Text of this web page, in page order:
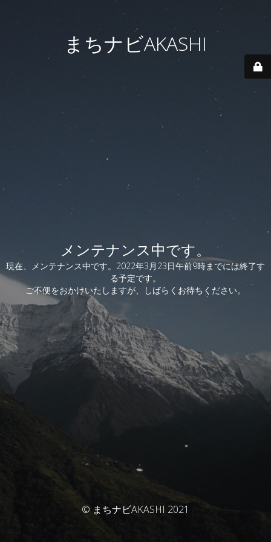
まちナビAKASHI
メンテナンス中です。
現在、メンテナンス中です。2022年3月23日午前9時までには終了す
る予定です。
ご不便をおかけいたしますが、しばらくお待ちください。
© まちナビAKASHI 2021